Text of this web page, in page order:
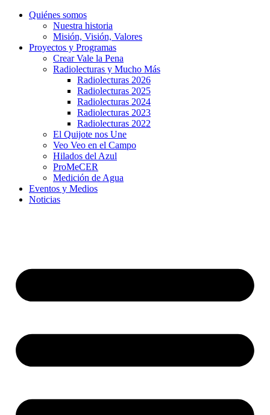
Quiénes somos
Nuestra historia
Misión, Visión, Valores
Proyectos y Programas
Crear Vale la Pena
Radiolecturas y Mucho Más
Radiolecturas 2026
Radiolecturas 2025
Radiolecturas 2024
Radiolecturas 2023
Radiolecturas 2022
El Quijote nos Une
Veo Veo en el Campo
Hilados del Azul
ProMeCER
Medición de Agua
Eventos y Medios
Noticias